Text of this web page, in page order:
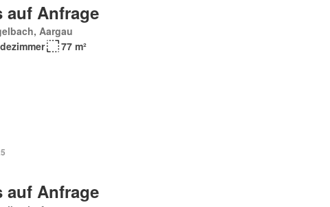
auf Anfrage
Aargau
77 m²
auf Anfrage